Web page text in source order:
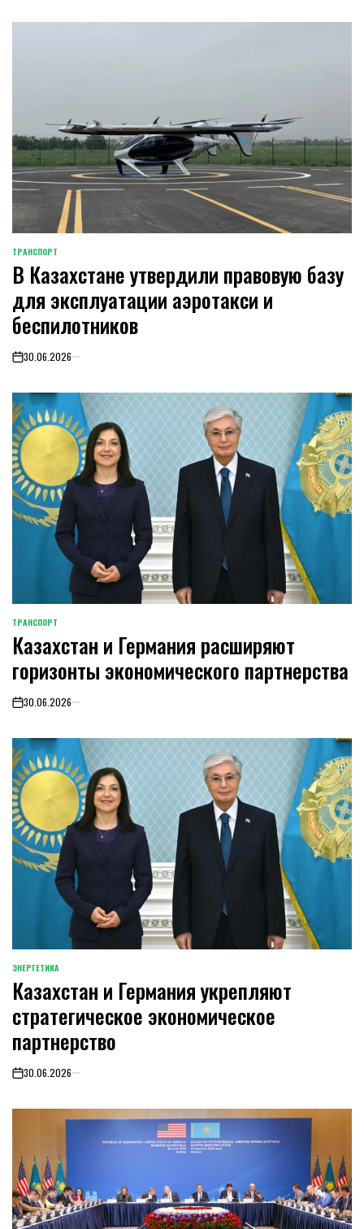
POSTED
IN
ТРАНСПОРТ
В Казахстане утвердили правовую базу
для эксплуатации аэротакси и
беспилотников
on30.06.2026
POSTED
IN
ТРАНСПОРТ
Казахстан и Германия расширяют
горизонты экономического партнерства
on30.06.2026
POSTED
IN
ЭНЕРГЕТИКА
Казахстан и Германия укрепляют
стратегическое экономическое
партнерство
on30.06.2026